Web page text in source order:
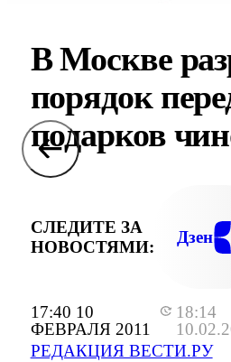
17:40 10
ФЕВРАЛЯ 2011
18:14
РЕДАКЦИЯ ВЕСТИ.РУ
В Москве
порядок
подарков
СЛЕДИТЕ ЗА
НОВОСТЯМИ:
Дзен